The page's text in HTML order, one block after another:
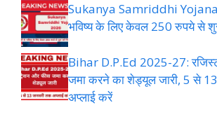
Sukanya Samriddhi
भविष्य के लिए केवल 250 रुपये से
Bihar D.P.Ed 2025-27:
जमा करने का शेड्यूल जारी, 5 से
अप्लाई करें